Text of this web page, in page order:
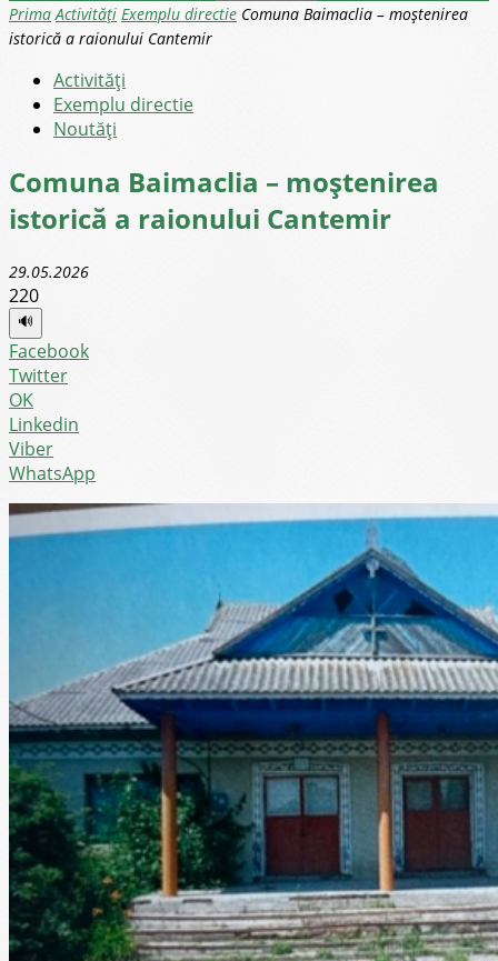
Prima Activități Exemplu directie Comuna Baimaclia – moștenirea
istorică a raionului Cantemir
Activități
Exemplu directie
Noutăţi
Comuna Baimaclia – moștenirea
istorică a raionului Cantemir
29.05.2026
220
🔊
Facebook
Twitter
OK
Linkedin
Viber
WhatsApp